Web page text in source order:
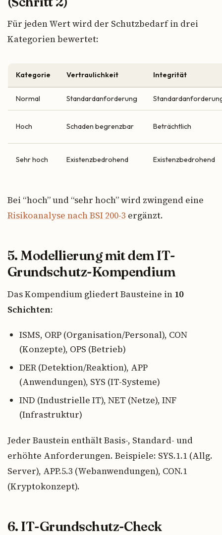
Für jeden Wert wird der Schutzbedarf in drei
Kategorien bewertet:
Kategorie Vertraulichkeit Integrität
Normal Standardanforderung
Hoch Schaden begrenzbar Beträchtlich
Sehr hoch Existenzbedrohend Existenzbedrohend
Bei “hoch” und “sehr hoch” wird zwingend eine
Risikoanalyse nach BSI 200-3 ergänzt.
5. Modellierung mit dem IT-
Grundschutz-Kompendium
Das Kompendium gliedert Bausteine in 10
Schichten:
ISMS, ORP (Organisation/Personal), CON
(Konzepte), OPS (Betrieb)
DER (Detektion/Reaktion), APP
(Anwendungen), SYS (IT-Systeme)
IND (Industrielle IT), NET (Netze), INF
(Infrastruktur)
Jeder Baustein enthält Basis-, Standard- und
erhöhte Anforderungen. Beispiele: SYS.1.1 (Allg.
Server), APP.5.3 (Webanwendungen), CON.1
(Kryptokonzept).
6. IT-Grundschutz-Check